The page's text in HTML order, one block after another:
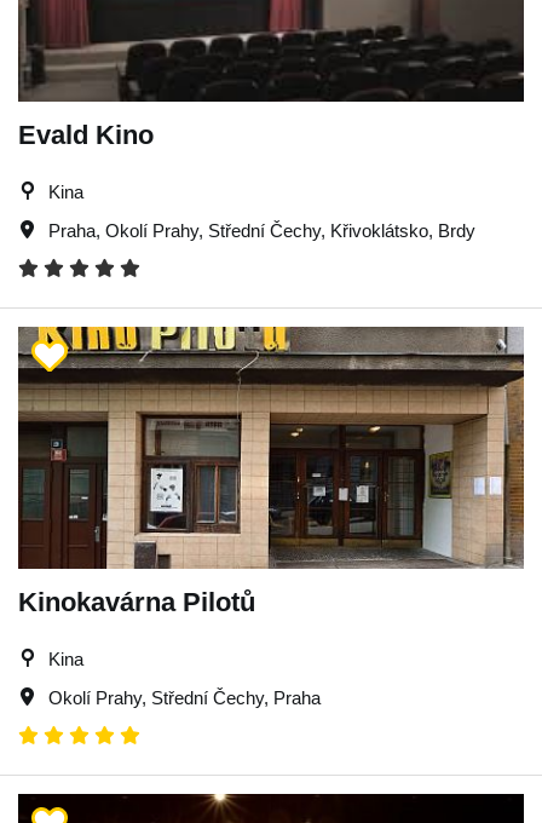
Evald Kino
Kina
Praha, Okolí Prahy, Střední Čechy, Křivoklátsko, Brdy
Kinokavárna Pilotů
Kina
Okolí Prahy, Střední Čechy, Praha